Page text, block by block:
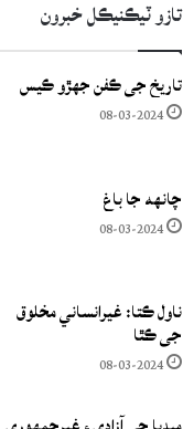
تازو ٽيڪنيڪل خبرون
تاريخ جي ڪفن جھڙو ڪيس
08-03-2024
چانهه جا باغ
08-03-2024
ناول ڪتا: غيرانساني مخلوق
جي ڪٿا
08-03-2024